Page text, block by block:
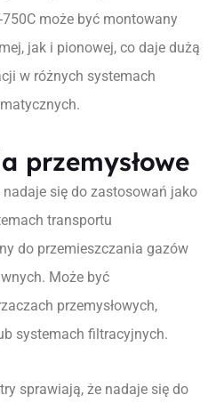
może być montowany
jak i pionowej, co daje dużą
w różnych systemach
przemysłowe
się do zastosowań jako
transportu
do przemieszczania gazów
Może być
przemysłowych,
systemach filtracyjnych.
sprawiają, że nadaje się do